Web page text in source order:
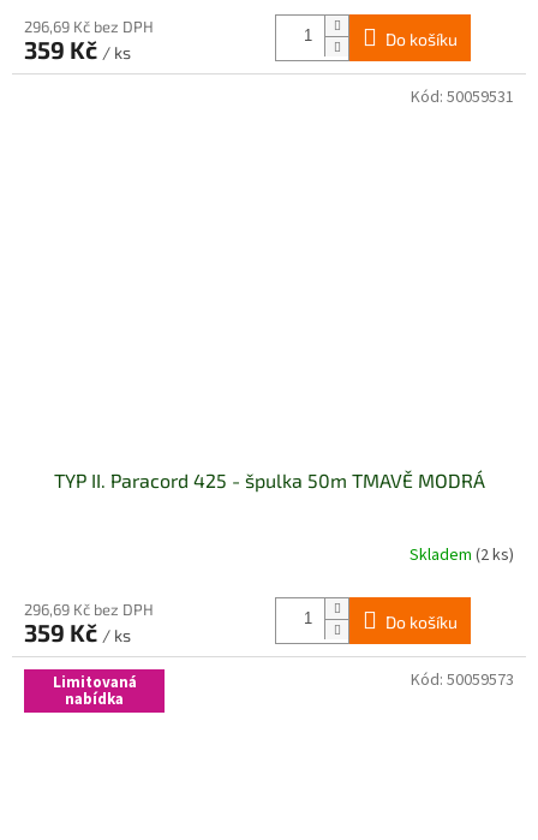
296,69 Kč bez DPH
359 Kč / ks
Do košíku
TYP II. Paracord 425 - špulka 50m TMAVĚ MODRÁ
Skladem (2 ks)
296,69 Kč bez DPH
359 Kč / ks
Do košíku
Kód: 50059531
Limitovaná
nabídka
Kód: 50059573